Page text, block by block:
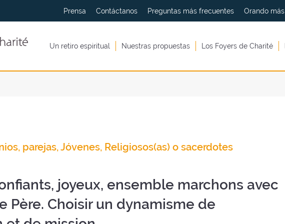
Prensa Contáctanos Preguntas más frecuentes Orando más
Un retiro espiritual Nuestras propuestas Los Foyers de Charité
parejas, Jóvenes, Religiosos(as) o sacerdotes
joyeux, ensemble marchons avec
Père. Choisir un dynamisme de